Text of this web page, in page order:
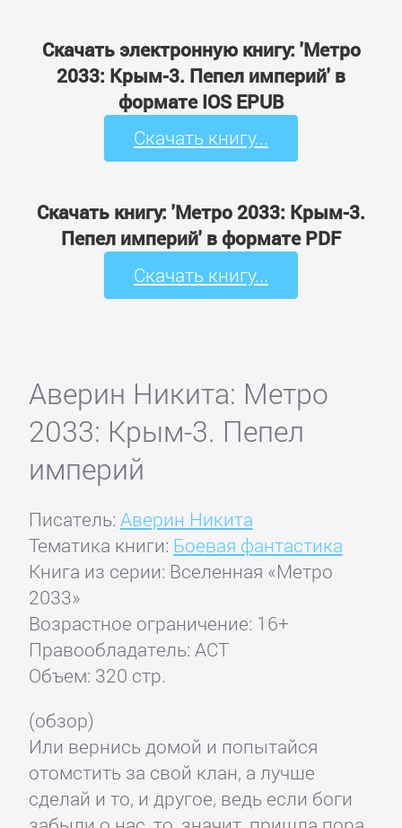
Скачать электронную книгу: 'Метро
2033: Крым-3. Пепел империй' в
формате IOS EPUB
Скачать книгу...
Скачать книгу: 'Метро 2033: Крым-3.
Пепел империй' в формате PDF
Скачать книгу...
Аверин Никита: Метро
2033: Крым-3. Пепел
империй
Писатель: Аверин Никита
Тематика книги: Боевая фантастика
Книга из серии: Вселенная «Метро
2033»
Возрастное ограничение: 16+
Правообладатель: АСТ
Объем: 320 стр.
(обзор)
Или вернись домой и попытайся
отомстить за свой клан, а лучше
сделай и то, и другое, ведь если боги